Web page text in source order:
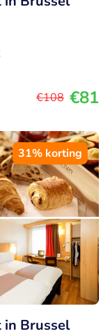
€108 €81
31% korting
Brussel